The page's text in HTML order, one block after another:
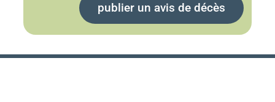
publier un avis de décès